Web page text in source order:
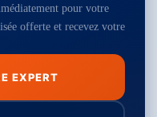
pour votre
offerte et recevez votre
EXPERT